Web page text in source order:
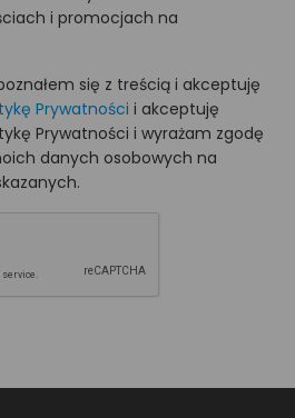
i promocjach na
się z treścią i akceptuję
Prywatności i akceptuję
Prywatności i wyrażam zgodę
danych osobowych na